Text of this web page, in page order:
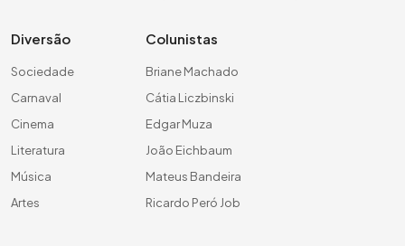
Diversão
Sociedade
Carnaval
Cinema
Literatura
Música
Artes
Colunistas
Briane Machado
Cátia Liczbinski
Edgar Muza
João Eichbaum
Mateus Bandeira
Ricardo Peró Job